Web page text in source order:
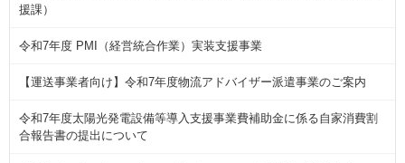
援課）
令和7年度 PMI（経営統合作業）実装支援事業
【運送事業者向け】令和7年度物流アドバイザー派遣事業のご案内
令和7年度太陽光発電設備等導入支援事業費補助金に係る自家消費割
合報告書の提出について